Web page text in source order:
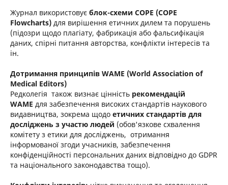
Журнал використовує блок-схеми COPE (COPE
Flowcharts)для вирішення етичних дилем та порушень
(підозри щодо плагіату, фабрикація або фальсифікація
даних, спірні питання авторства, конфлікти інтересів та
ін.
Дотримання принципів WAME (World Association of
Medical Editors)
Редколегія також визнає цінність рекомендацій
WAME для забезпечення високих стандартів наукового
видавництва, зокрема щодоетичних стандартів для
досліджень з участю людей (обов'язкове схвалення
комітету з етики для досліджень, отримання
інформованої згоди учасників, забезпечення
конфіденційності персональних даних відповідно до GDPR
та національного законодавства тощо).